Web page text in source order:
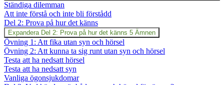
Ständiga dilemman
Att inte förstå och inte bli förstådd
Del 2: Prova på hur det känns
Expandera Del 2: Prova på hur det känns 5 Ämnen
Övning 1: Att fika utan syn och hörsel
Övning 2: Att kunna ta sig runt utan syn och hörsel
Testa att ha nedsatt hörsel
Testa att ha nedsatt syn
Vanliga ögonsjukdomar